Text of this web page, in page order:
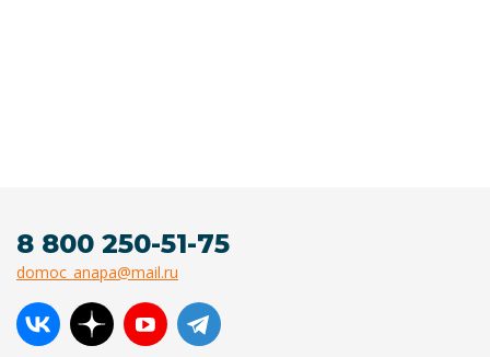
8 800 250-51-75
domoc_anapa@mail.ru